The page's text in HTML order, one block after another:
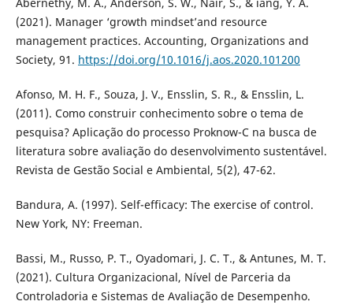
(2021). Manager ‘growth mindset’and resource
management practices. Accounting, Organizations and
Society, 91. https://doi.org/10.1016/j.aos.2020.101200
Afonso, M. H. F., Souza, J. V., Ensslin, S. R., & Ensslin, L.
(2011). Como construir conhecimento sobre o tema de
pesquisa? Aplicação do processo Proknow-C na busca de
literatura sobre avaliação do desenvolvimento sustentável.
Revista de Gestão Social e Ambiental, 5(2), 47-62.
Bandura, A. (1997). Self-efficacy: The exercise of control.
New York, NY: Freeman.
Bassi, M., Russo, P. T., Oyadomari, J. C. T., & Antunes, M. T.
(2021). Cultura Organizacional, Nível de Parceria da
Controladoria e Sistemas de Avaliação de Desempenho.